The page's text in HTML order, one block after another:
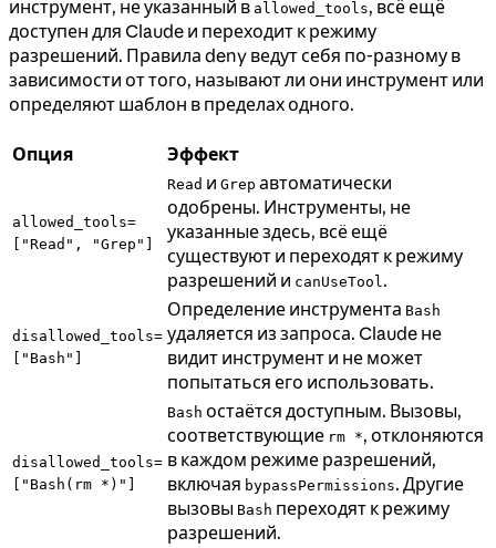
инструмент, не указанный в allowed_tools, всё ещё
доступен для Claude и переходит к режиму
разрешений. Правила deny ведут себя по-разному в
зависимости от того, называют ли они инструмент или
определяют шаблон в пределах одного.
Опция Эффект
allowed_tools=
["Read", "Grep"]
Read и Grep автоматически
одобрены. Инструменты, не
указанные здесь, всё ещё
существуют и переходят к режиму
разрешений и canUseTool .
disallowed_tools=
["Bash"]
Определение инструмента Bash
удаляется из запроса. Claude не
видит инструмент и не может
попытаться его использовать.
disallowed_tools=
["Bash(rm *)"]
Bash остаётся доступным. Вызовы,
соответствующие rm *, отклоняются
в каждом режиме разрешений,
включая bypassPermissions. Другие
вызовы Bash переходят к режиму
разрешений.